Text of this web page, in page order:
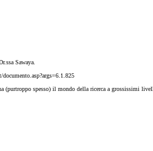
Sawaya.
(purtroppo spesso) il mondo della ricerca a grossissimi